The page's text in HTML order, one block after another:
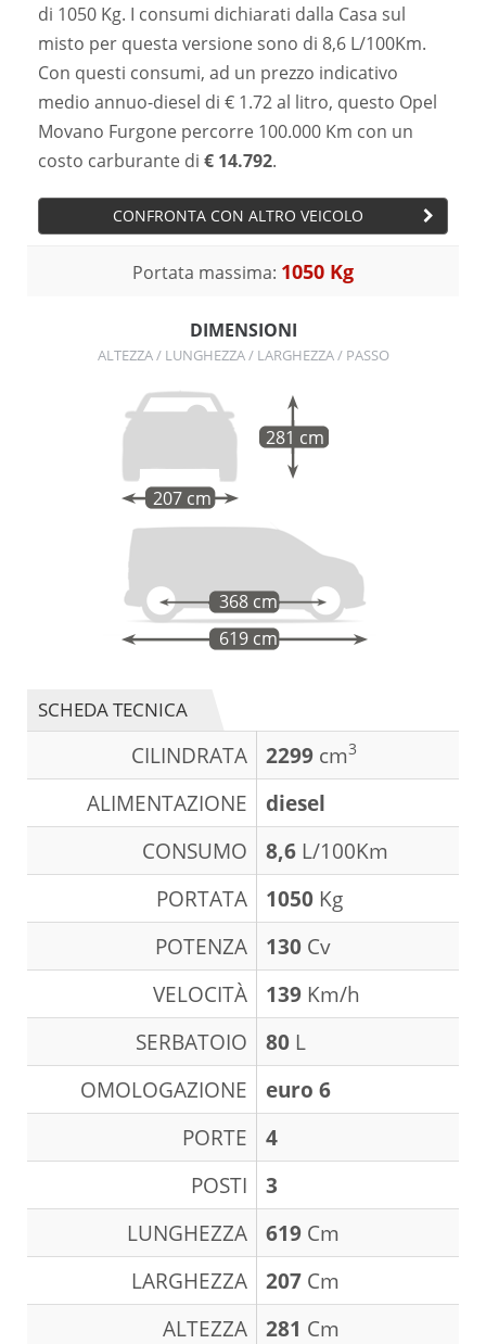
di 1050 Kg. I consumi dichiarati dalla Casa sul
misto per questa versione sono di 8,6 L/100Km.
Con questi consumi, ad un prezzo indicativo
medio annuo-diesel di € 1.72 al litro, questo Opel
Movano Furgone percorre 100.000 Km con un
costo carburante di € 14.792.
CONFRONTA CON ALTRO VEICOLO
Portata massima: 1050 Kg
DIMENSIONI
ALTEZZA / LUNGHEZZA / LARGHEZZA / PASSO
207 cm
281 cm
619 cm
368 cm
SCHEDA TECNICA
CILINDRATA 2299 cm3
ALIMENTAZIONE
diesel
CONSUMO
8,6 L/100Km
PORTATA
1050 Kg
POTENZA
130 Cv
VELOCITÀ
139 Km/h
SERBATOIO
80 L
OMOLOGAZIONE
euro 6
PORTE
4
POSTI
3
LUNGHEZZA
619 Cm
LARGHEZZA
207 Cm
ALTEZZA
281 Cm